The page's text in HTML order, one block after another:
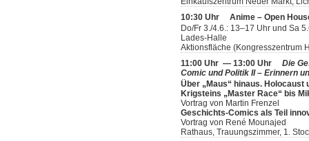
10:30 Uhr Anime – Open
Do/Fr 3./4.6.: 13–17 Uhr und Sa
Lades-Halle
Aktionsfläche (Kongresszentrum
11:00 Uhr — 13:00 Uhr Die
Comic und Politik II – Erinnern
Über „Maus“ hinaus. Holocaust
Krigsteins „Master Race“ bis
Vortrag von Martin Frenzel
Geschichts-Comics als Teil
Vortrag von René Mounajed
Rathaus, Trauungszimmer, 1.